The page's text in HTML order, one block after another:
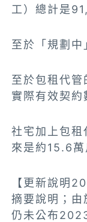
工）總計是
至於「規劃
至於包租代
實際有效契約
社宅加上包租
來是約15.6萬
【更新說明
摘要說明；
仍未公布